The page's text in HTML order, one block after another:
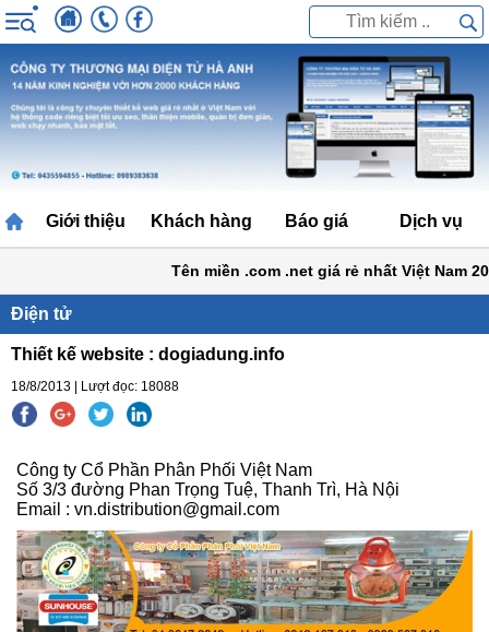
Giới thiệu Khách hàng Báo giá Dịch vụ
Tên miền .com .net giá rẻ nhất Việt Nam
Điện tử
Thiết kế website : dogiadung.info
18/8/2013 | Lượt đọc: 18088
Công ty Cổ Phần Phân Phối Việt Nam
Số 3/3 đường Phan Trọng Tuệ, Thanh Trì, Hà Nội
Email : vn.distribution@gmail.com